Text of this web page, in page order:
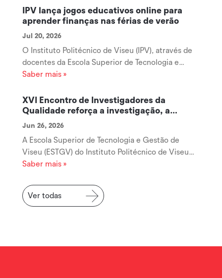
que teve como principal objetivo reforçar a
colaboração entre o Município de Nelas e o...
IPV lança jogos educativos online para
aprender finanças nas férias de verão
Jul 20, 2026
O Instituto Politécnico de Viseu (IPV), através de
docentes da Escola Superior de Tecnologia e
Gestão de Viseu (ESTGV), disponibiliza um
à promoção da literacia financeira de crianças e
jovens, acessíveis através da...
Saber mais »
XVI Encontro de Investigadores da
Qualidade reforça a investigação, a
cooperação e a inovação na área da
Qualidade
Jun 26, 2026
A Escola Superior de Tecnologia e Gestão de
Viseu (ESTGV) do Instituto Politécnico de Viseu
acolheu, no passado dia 19 de junho, o XVI
(RIQUAL), uma iniciativa que voltou a afirmar-se
como um importante espaço de encontro,...
Saber mais »
Ver todas